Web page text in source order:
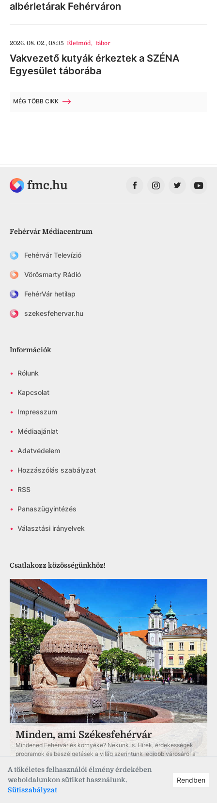
A tökéletes felhasználói élmény érdekében
weboldalunkon sütiket használunk.
Sütiszabályzat
Rendben
albérletárak Fehérváron
2026. 08. 02., 08:35 Életmód, tábor
Vakvezető kutyák érkeztek a SZÉNA
Egyesület táborába
MÉG TÖBB CIKK
fmc.hu
Fehérvár Médiacentrum
Fehérvár Televízió
Vörösmarty Rádió
FehérVár hetilap
szekesfehervar.hu
Információk
• Rólunk
• Kapcsolat
• Impresszum
• Médiaajánlat
• Adatvédelem
• Hozzászólás szabályzat
• RSS
• Panaszügyintézés
• Választási irányelvek
Csatlakozz közösségünkhöz!
Minden, ami Székesfehérvár
Mindened Fehérvár és környéke? Nekünk is. Hírek, érdekességek,
programok és beszélgetések a világ szerintünk legjobb városáról a